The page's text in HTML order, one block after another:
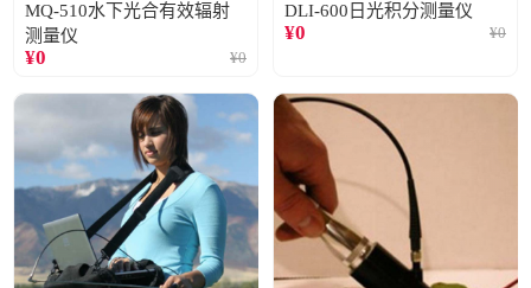
MQ-510水下光合有效辐射
测量仪
¥0 ¥0
DLI-600日光积分测量仪
¥0 ¥0